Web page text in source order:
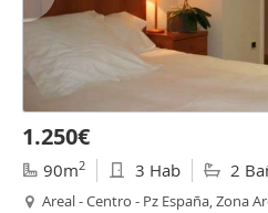
1.250€
90m2 3 Hab 2
Areal - Centro - Pz España, Zona